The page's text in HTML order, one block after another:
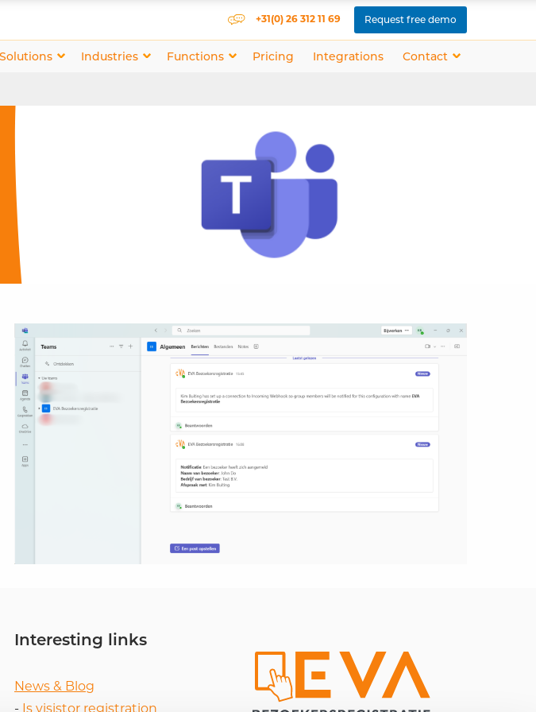
+31(0) 26 312 11 69 Request free demo
Solutions Industries Functions Pricing Integrations Contact
Interesting links
News & Blog
- Is visistor registration